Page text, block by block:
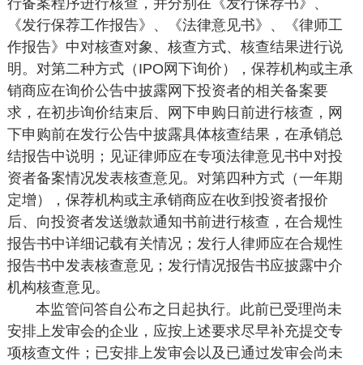
《发行保荐工作报告》、《法律意见书》、《律师工
作报告》中对核查对象、核查方式、核查结果进行说
明。对第二种方式（IPO网下询价），保荐机构或主承
销商应在询价公告中披露网下投资者的相关备案要
求，在初步询价结束后、网下申购日前进行核查，网
下申购前在发行公告中披露具体核查结果，在承销总
结报告中说明；见证律师应在专项法律意见书中对投
资者备案情况发表核查意见。对第四种方式（一年期
定增），保荐机构或主承销商应在收到投资者报价
后、向投资者发送缴款通知书前进行核查，在合规性
报告书中详细记载有关情况；发行人律师应在合规性
报告书中发表核查意见；发行情况报告书应披露中介
机构核查意见。
本监管问答自公布之日起执行。此前已受理尚未
安排上发审会的企业，应按上述要求尽早补充提交专
项核查文件；已安排上发审会以及已通过发审会尚未